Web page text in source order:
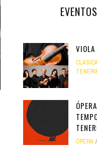
ÓPERA